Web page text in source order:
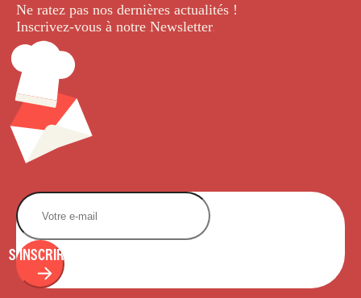
Ne ratez pas nos dernières actualités !
Inscrivez-vous à notre Newsletter.
S'INSCRIRE